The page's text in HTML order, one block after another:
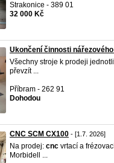
Strakonice - 389 01
32 000 Kč
Ukončení činnosti nářezového
Všechny stroje k prodeji
převzít ...
Příbram - 262 91
Dohodou
CNC SCM CX100 - [1.7. 2026]
Na prodej: cnc vrtací a
Morbidell ...